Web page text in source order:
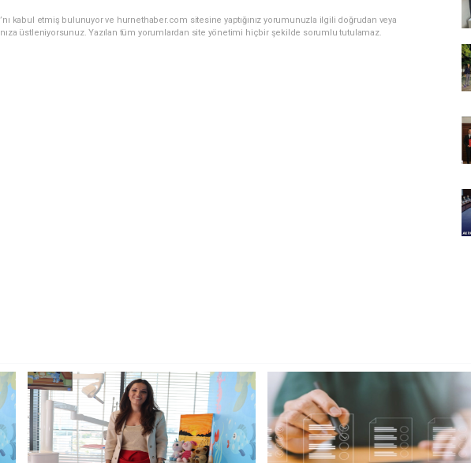
kabul etmiş bulunuyor ve hurnethaber.com sitesine yaptığınız yorumunuzla ilgili doğrudan veya
üstleniyorsunuz. Yazılan tüm yorumlardan site yönetimi hiçbir şekilde sorumlu tutulamaz.